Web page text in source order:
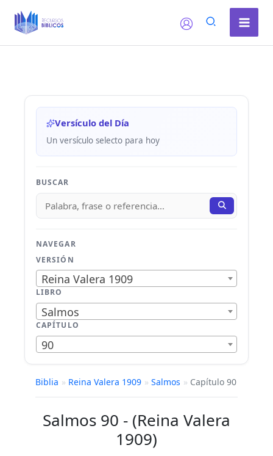
Versículo del Día
Un versículo selecto para hoy
BUSCAR
NAVEGAR
VERSIÓN
Reina Valera 1909
LIBRO
Salmos
CAPÍTULO
90
Biblia » Reina Valera 1909 » Salmos » Capítulo 90
Salmos 90 - (Reina Valera
1909)